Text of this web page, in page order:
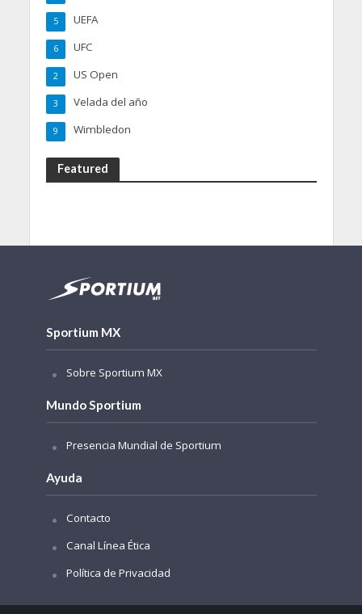
UEFA
5
UFC
6
US Open
2
Velada del año
3
Wimbledon
9
Featured
Sportium MX
Sobre Sportium MX
Mundo Sportium
Presencia Mundial de Sportium
Ayuda
Contacto
Canal Línea Ética
Política de Privacidad